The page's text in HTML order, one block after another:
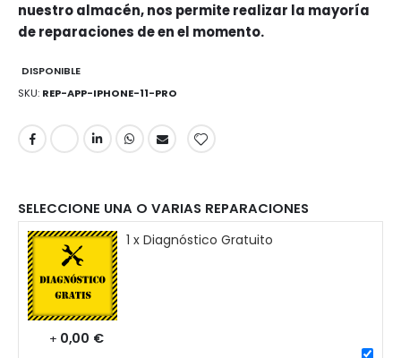
nuestro almacén, nos permite realizar la mayoría
de reparaciones de en el momento.
DISPONIBLE
SKU REP-APP-IPHONE-11-PRO
SELECCIONE UNA O VARIAS REPARACIONES
1 x Diagnóstico Gratuito
+ 0,00 €